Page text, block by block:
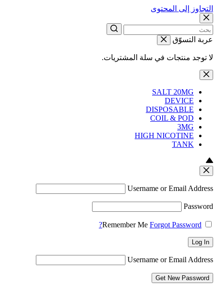
التجاوز إلى المحتوى
عربة التسوّق
لا توجد منتجات في سلة المشتريات.
SALT 20MG
DEVICE
DISPOSABLE
COIL & POD
3MG
HIGH NICOTINE
TANK
Username or Email Address
Password
Remember Me Forgot Password?
Log In
Username or Email Address
Get New Password